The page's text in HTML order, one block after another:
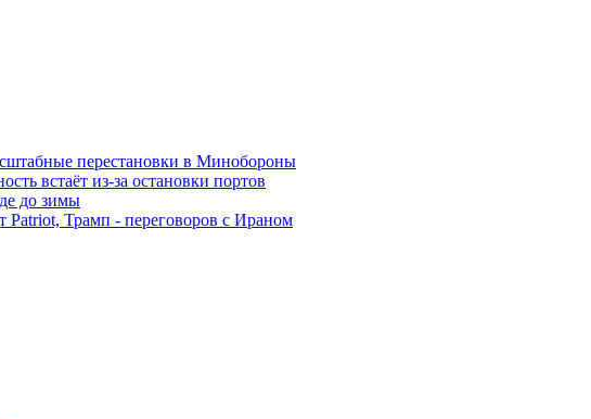
перестановки в Минобороны
встаёт из-за остановки портов
до зимы
Patriot, Трамп - переговоров с Ираном